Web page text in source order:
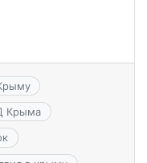
Крыма